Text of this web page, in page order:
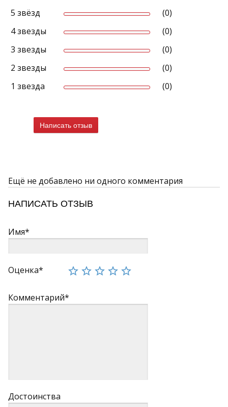
5 звёзд
(0)
4 звезды
(0)
3 звезды
(0)
2 звезды
(0)
1 звезда
(0)
Написать отзыв
Ещё не добавлено ни одного комментария
НАПИСАТЬ ОТЗЫВ
Имя*
Оценка*
Комментарий*
Достоинства